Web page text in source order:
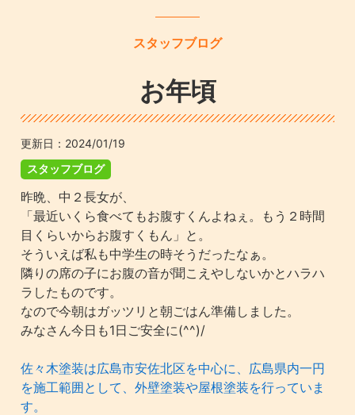
スタッフブログ
お年頃
更新日： 2024/01/19
スタッフブログ
昨晩、中２長女が、
「最近いくら食べてもお腹すくんよねぇ。もう２時間
目くらいからお腹すくもん」と。
そういえば私も中学生の時そうだったなぁ。
隣りの席の子にお腹の音が聞こえやしないかとハラハ
ラしたものです。
なので今朝はガッツリと朝ごはん準備しました。
みなさん今日も1日ご安全に(^^)/
佐々木塗装は広島市安佐北区を中心に、広島県内一円
を施工範囲として、外壁塗装や屋根塗装を行っていま
す。